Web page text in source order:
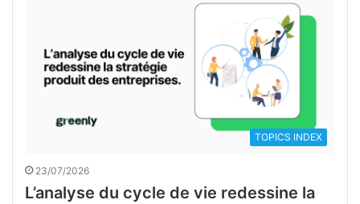
TOPICS INDEX
23/07/2026
L’analyse du cycle de vie redessine la